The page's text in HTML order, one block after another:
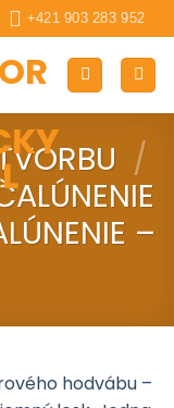
+421 903 283 952
/
–